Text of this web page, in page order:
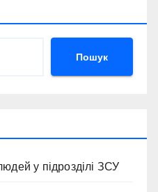
Пошук
у підрозділі ЗСУ